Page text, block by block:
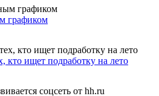
графиком
кто ищет подработку на лето